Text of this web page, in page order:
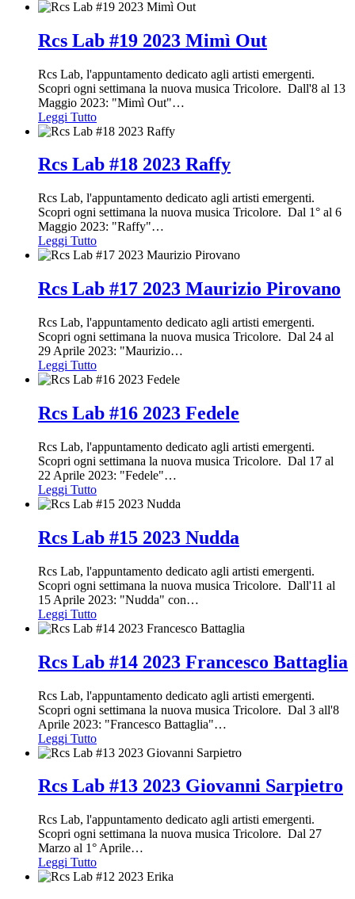
Rcs Lab #19 2023 Mimì Out
Rcs Lab, l'appuntamento dedicato agli artisti emergenti.
Scopri ogni settimana la nuova musica Tricolore. Dall'8 al 13
Maggio 2023: "Mimì Out"…
Leggi Tutto
Rcs Lab #18 2023 Raffy
Rcs Lab, l'appuntamento dedicato agli artisti emergenti.
Scopri ogni settimana la nuova musica Tricolore. Dal 1° al 6
Maggio 2023: "Raffy"…
Leggi Tutto
Rcs Lab #17 2023 Maurizio Pirovano
Rcs Lab, l'appuntamento dedicato agli artisti emergenti.
Scopri ogni settimana la nuova musica Tricolore. Dal 24 al
29 Aprile 2023: "Maurizio…
Leggi Tutto
Rcs Lab #16 2023 Fedele
Rcs Lab, l'appuntamento dedicato agli artisti emergenti.
Scopri ogni settimana la nuova musica Tricolore. Dal 17 al
22 Aprile 2023: "Fedele"…
Leggi Tutto
Rcs Lab #15 2023 Nudda
Rcs Lab, l'appuntamento dedicato agli artisti emergenti.
Scopri ogni settimana la nuova musica Tricolore. Dall'11 al
15 Aprile 2023: "Nudda" con…
Leggi Tutto
Rcs Lab #14 2023 Francesco Battaglia
Rcs Lab, l'appuntamento dedicato agli artisti emergenti.
Scopri ogni settimana la nuova musica Tricolore. Dal 3 all'8
Aprile 2023: "Francesco Battaglia"…
Leggi Tutto
Rcs Lab #13 2023 Giovanni Sarpietro
Rcs Lab, l'appuntamento dedicato agli artisti emergenti.
Scopri ogni settimana la nuova musica Tricolore. Dal 27
Marzo al 1° Aprile…
Leggi Tutto